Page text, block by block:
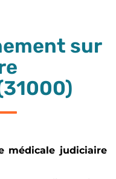
sur
médicale judiciaire